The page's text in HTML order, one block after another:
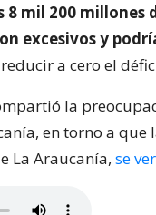
mil 200 millones
excesivos y
a cero el
la
en torno a que
La Araucanía, se